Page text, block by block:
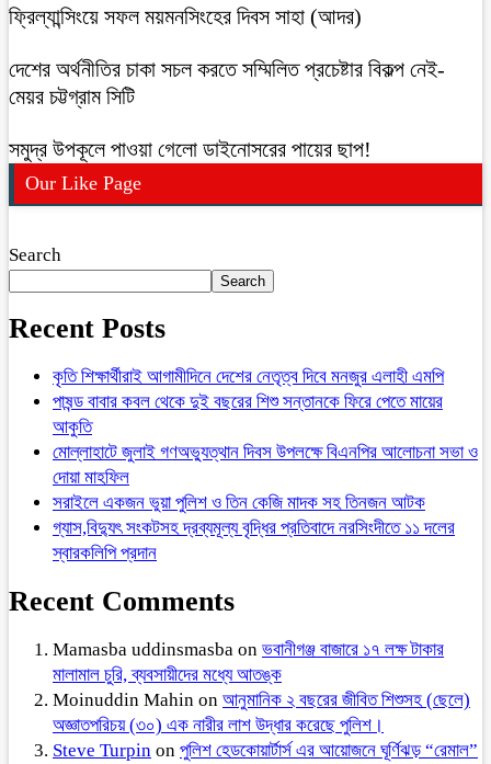
ফ্রিল্যান্সিংয়ে সফল ময়মনসিংহের দিবস সাহা (আদর)
দেশের অর্থনীতির চাকা সচল করতে সম্মিলিত প্রচেষ্টার বিকল্প নেই-
মেয়র চট্টগ্রাম সিটি
সমুদ্র উপকূলে পাওয়া গেলো ডাইনোসরের পায়ের ছাপ!
Our Like Page
Search
Search
Recent Posts
কৃতি শিক্ষার্থীরাই আগামীদিনে দেশের নেতৃত্ব দিবে মনজুর এলাহী এমপি
পাষন্ড বাবার কবল থেকে দুই বছরের শিশু সন্তানকে ফিরে পেতে মায়ের
আকুতি
মোল্লাহাটে জুলাই গণঅভ্যুত্থান দিবস উপলক্ষে বিএনপির আলোচনা সভা ও
দোয়া মাহফিল
সরাইলে একজন ভুয়া পুলিশ ও তিন কেজি মাদক সহ তিনজন আটক
গ্যাস,বিদ্যুৎ সংকটসহ দ্রব্যমূল্য বৃদ্ধির প্রতিবাদে নরসিংদীতে ১১ দলের
স্বারকলিপি প্রদান
Recent Comments
Mamasba uddinsmasba on ভবানীগঞ্জ বাজারে ১৭ লক্ষ টাকার
মালামাল চুরি, ব্যবসায়ীদের মধ্যে আতঙ্ক
Moinuddin Mahin on আনুমানিক ২ বছরের জীবিত শিশুসহ (ছেলে)
অজ্ঞাতপরিচয় (৩০) এক নারীর লাশ উদ্ধার করেছে পুলিশ।
Steve Turpin on পুলিশ হেডকোয়ার্টার্স এর আয়োজনে ঘূর্ণিঝড় “রেমাল”